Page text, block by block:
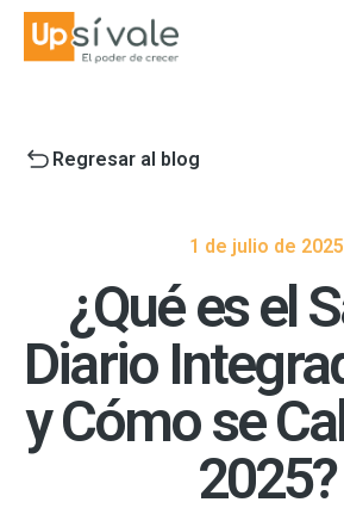
Regresar al blog
1 de julio de 2025
¿Qué es el
Diario
y Cómo se
2025?